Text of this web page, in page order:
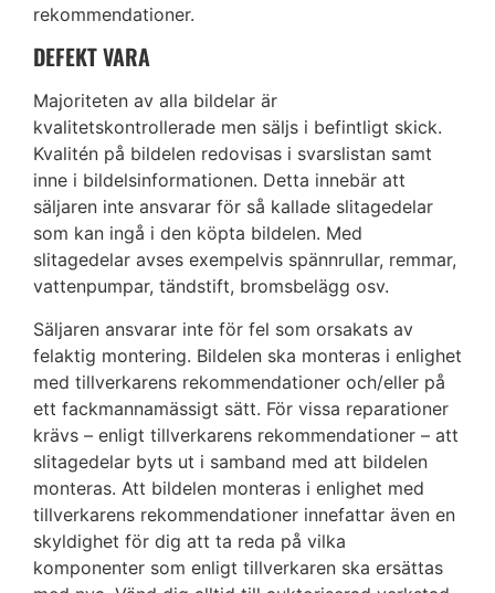
rekommendationer.
DEFEKT VARA
Majoriteten av alla bildelar är
kvalitetskontrollerade men säljs i befintligt skick.
Kvalitén på bildelen redovisas i svarslistan samt
inne i bildelsinformationen. Detta innebär att
säljaren inte ansvarar för så kallade slitagedelar
som kan ingå i den köpta bildelen. Med
slitagedelar avses exempelvis spännrullar, remmar,
vattenpumpar, tändstift, bromsbelägg osv.
Säljaren ansvarar inte för fel som orsakats av
felaktig montering. Bildelen ska monteras i enlighet
med tillverkarens rekommendationer och/eller på
ett fackmannamässigt sätt. För vissa reparationer
krävs – enligt tillverkarens rekommendationer – att
slitagedelar byts ut i samband med att bildelen
monteras. Att bildelen monteras i enlighet med
tillverkarens rekommendationer innefattar även en
skyldighet för dig att ta reda på vilka
komponenter som enligt tillverkaren ska ersättas